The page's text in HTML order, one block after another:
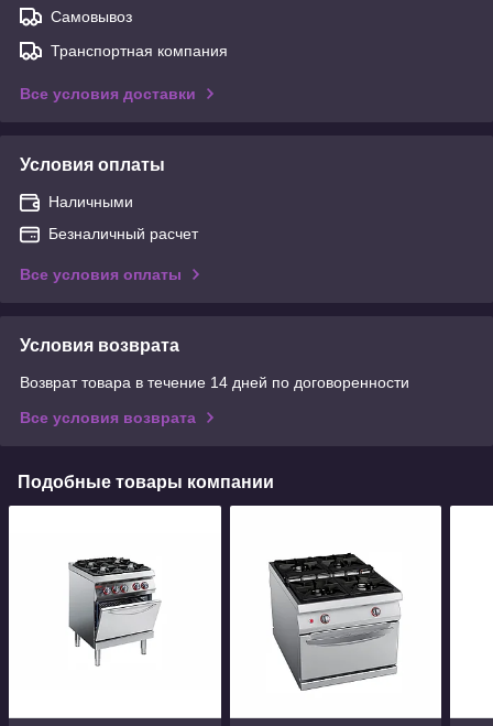
Самовывоз
Транспортная компания
Все условия доставки
Условия оплаты
Наличными
Безналичный расчет
Все условия оплаты
Условия возврата
Возврат товара в течение 14 дней по договоренности
Все условия возврата
Подобные товары компании